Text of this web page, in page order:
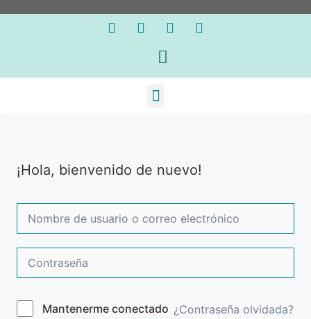
¡Hola, bienvenido de nuevo!
Mantenerme conectado ¿Contraseña olvidada?